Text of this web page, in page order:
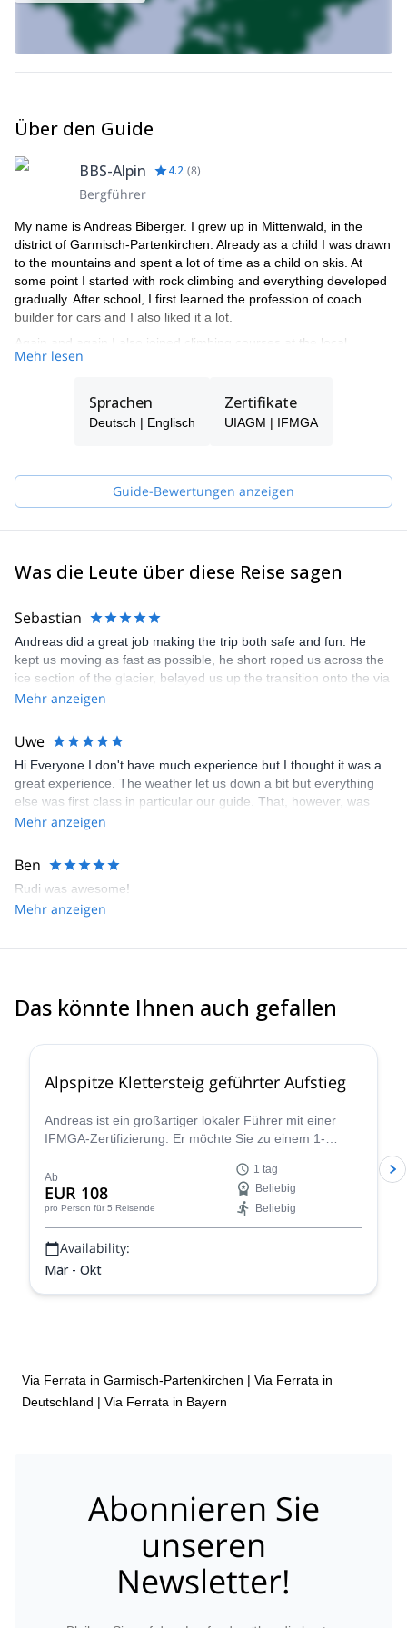
Über den Guide
BBS-Alpin 4.2 (8)
Bergführer
My name is Andreas Biberger. I grew up in Mittenwald, in the
district of Garmisch-Partenkirchen. Already as a child I was drawn
to the mountains and spent a lot of time as a child on skis. At
some point I started with rock climbing and everything developed
gradually. After school, I first learned the profession of coach
builder for cars and I also liked it a lot.
Again and again I also joined climbing courses at the local
mountain school. Then I started a training to become a state-
about endurance sports so I also tried other sports, such as
triathlon, and participated in probably the most famous
competition, the Ironman in Hawaii. Mountain biking is another
I am a certified-IFMGA mountain guide, and for more than 20
years I have accompanied guests through the Alps several times
and guide my guests to lesser-known but beautiful peaks.
Mehr lesen
Sprachen
Deutsch | Englisch
Zertifikate
UIAGM | IFMGA
Guide-Bewertungen anzeigen
Was die Leute über diese Reise sagen
Sebastian
Andreas did a great job making the trip both safe and fun. He
kept us moving as fast as possible, he short roped us across the
ice section of the glacier, belayed us up the transition onto the via
ferrata and short roped us up a slab that meant we got the
but it was raining. Both Andreas and us were free to do it a day
later so we did which I imagine really improved the experience.
Mehr anzeigen
Uwe
Hi Everyone I don't have much experience but I thought it was a
great experience. The weather let us down a bit but everything
else was first class in particular our guide. That, however, was
Gudrun Schweikert not Rudi because he injured his knee. She
regards; Uwe
Mehr anzeigen
Ben
Rudi was awesome!
Mehr anzeigen
Das könnte Ihnen auch gefallen
4.6
Alpspitze Klettersteig geführter Aufstieg
Andreas ist ein großartiger lokaler Führer mit einer
IFMGA-Zertifizierung. Er möchte Sie zu einem 1-
Nordwand der Alpspitze einladen.
Ab
EUR 108
pro Person für 5 Reisende
1 tag
Beliebig
Beliebig
Availability:
Mär - Okt
Via Ferrata in Garmisch-Partenkirchen | Via Ferrata in
Deutschland | Via Ferrata in Bayern
Abonnieren Sie
unseren
Newsletter!